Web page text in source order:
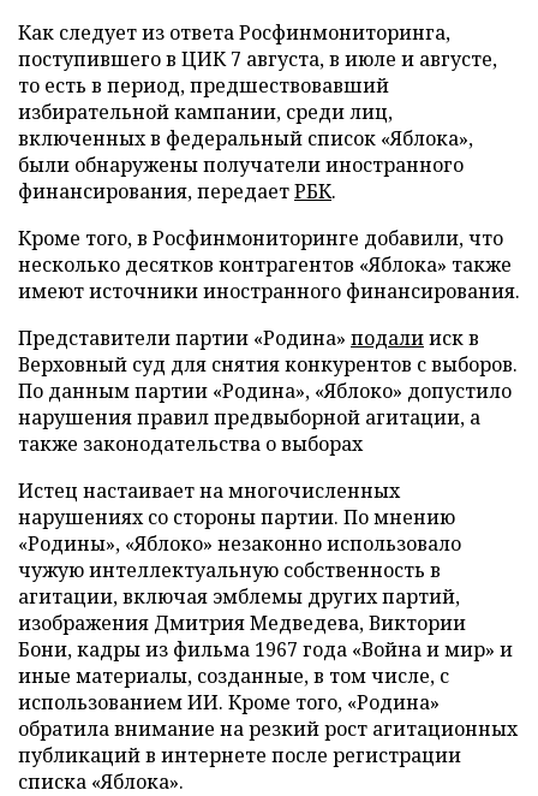
Как следует из ответа Росфинмониторинга,
поступившего в ЦИК 7 августа, в июле и августе,
то есть в период, предшествовавший
избирательной кампании, среди лиц,
включенных в федеральный список «Яблока»,
были обнаружены получатели иностранного
финансирования, передаетРБК.
Кроме того, в Росфинмониторинге добавили, что
несколько десятков контрагентов «Яблока» также
имеют источники иностранного финансирования.
Представители партии «Родина» подалииск в
Верховный суд для снятия конкурентов с выборов.
По данным партии «Родина», «Яблоко» допустило
нарушения правил предвыборной агитации, а
также законодательства о выборах
Истец настаивает на многочисленных
нарушениях со стороны партии. По мнению
«Родины», «Яблоко» незаконно использовало
чужую интеллектуальную собственность в
агитации, включая эмблемы других партий,
изображения Дмитрия Медведева, Виктории
Бони, кадры из фильма 1967 года «Война и мир» и
иные материалы, созданные, в том числе, с
использованием ИИ. Кроме того, «Родина»
обратила внимание на резкий рост агитационных
публикаций в интернете после регистрации
списка «Яблока».